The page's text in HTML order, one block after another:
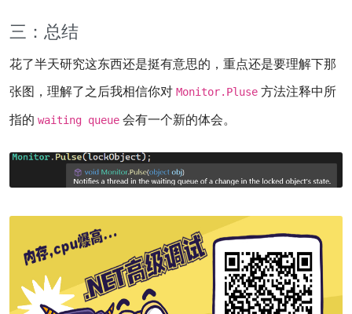
三：总结
花了半天研究这东西还是挺有意思的，重点还是要理解下那
张图，理解了之后我相信你对 Monitor.Pluse 方法注释中所
指的 waiting queue 会有一个新的体会。